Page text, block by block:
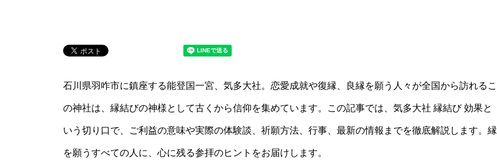
石川県羽咋市に鎮座する能登国一宮、気多大社。恋愛成就や復縁、良縁を願う人々が全国から訪れるこ
の神社は、縁結びの神様として古くから信仰を集めています。この記事では、気多大社 縁結び 効果と
いう切り口で、ご利益の意味や実際の体験談、祈願方法、行事、最新の情報までを徹底解説します。縁
を願うすべての人に、心に残る参拝のヒントをお届けします。